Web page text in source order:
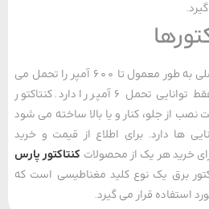
لازم است بدانید که کنتاکتور اصلی به طور معمول تا 600 آمپر را تحمل می‌
کند، اما کنتاکتور های کمکی فقط توانایی تحمل 6 آمپر را دارد. کنتاکتور
کنار و یا بالا ساخته می ‌شود
دارد. برای اطلاع از قیمت و خرید
هر یک از محصولاتکنتاکتور پارس
یک نوع کلید مغناطیسی است که
قرار می‌ گیرد.